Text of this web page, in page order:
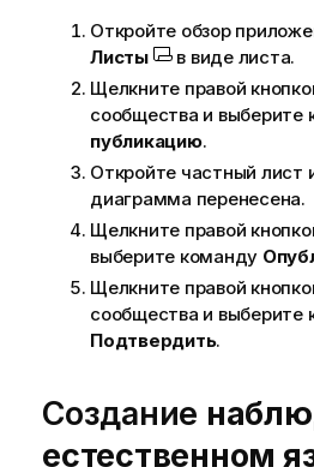
Откройте обзор
Листы
в виде листа.
Щелкните правой
сообщества и выберите
публикацию.
Откройте частный лист
диаграмма перенесена.
Щелкните правой
выберите команду
Щелкните правой
сообщества и выберите
Подтвердить.
Создание
естественном